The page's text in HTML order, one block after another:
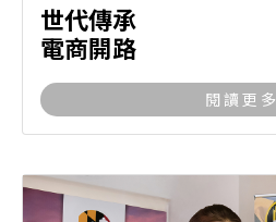
世代傳承
電商開路
閱 讀 更 多